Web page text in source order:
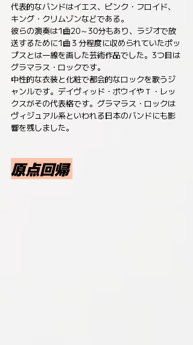
代表的なバンドはイエス、ピンク・フロイド、
キング・クリムゾンなどである。
彼らの演奏は1曲20～30分もあり、ラジオで放
送するために1曲３分程度に収められていたポッ
プスとは一線を画した芸術作品でした。3つ目は
グラマラス・ロックです。
中性的な衣装と化粧で都会的なロックを歌うジ
ャンルです。デイヴィッド・ボウイやＴ・レッ
クスがその代表格です。グラマラス・ロックは
ヴィジュアル系といわれる日本のバンドにも影
響を残しました。
原点回帰